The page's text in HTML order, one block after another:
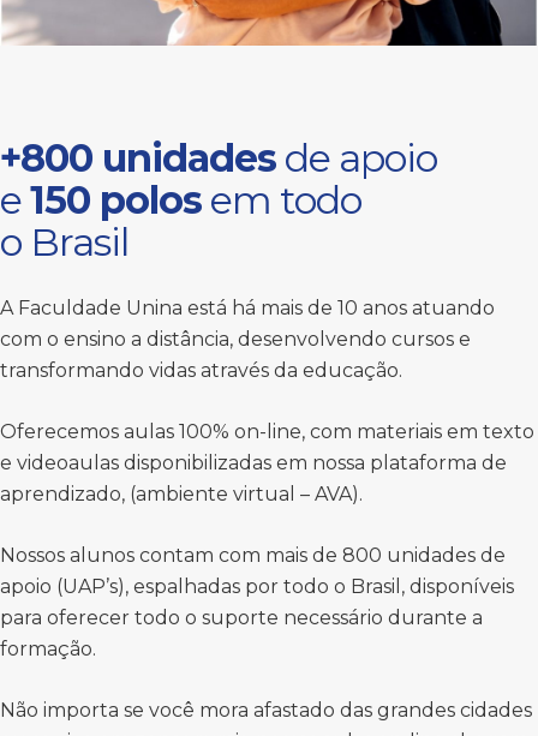
+800 unidades de apoio
e150 polos em todo
o Brasil
A Faculdade Unina está há mais de 10 anos atuando
com o ensino a distância, desenvolvendo cursos e
transformando vidas através da educação.
Oferecemos aulas 100% on-line, com materiais em texto
e videoaulas disponibilizadas em nossa plataforma de
aprendizado, (ambiente virtual – AVA).
Nossos alunos contam com mais de 800 unidades de
apoio (UAP’s), espalhadas por todo o Brasil, disponíveis
para oferecer todo o suporte necessário durante a
formação.
Não importa se você mora afastado das grandes cidades